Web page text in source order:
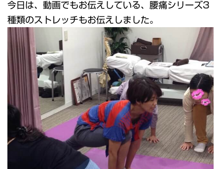
今日は、動画でもお伝えしている、腰痛シリーズ3
種類のストレッチもお伝えしました。